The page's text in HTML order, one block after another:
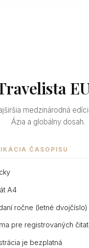
medzinárodná
Ázia a globálny dosah.
ČASOPISU
A4
ročne (letné dvojčíslo)
pre registrovaných
je bezplatná